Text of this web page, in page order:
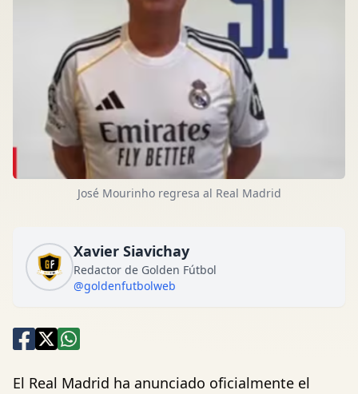
José Mourinho regresa al Real Madrid
Xavier Siavichay
Redactor de Golden Fútbol
@goldenfutbolweb
El Real Madrid ha anunciado oficialmente el